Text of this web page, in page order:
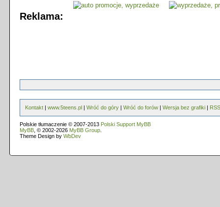
Reklama:
Kontakt | www.5teens.pl | Wróć do góry | Wróć do forów | Wersja bez grafiki | RSS
Polskie tłumaczenie © 2007-2013 Polski Support MyBB
MyBB , © 2002-2026 MyBB Group
Theme Design by WbDev